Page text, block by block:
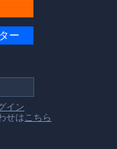
ー
イン
せは こちら